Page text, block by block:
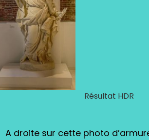
Résultat HDR
A droite sur cette photo